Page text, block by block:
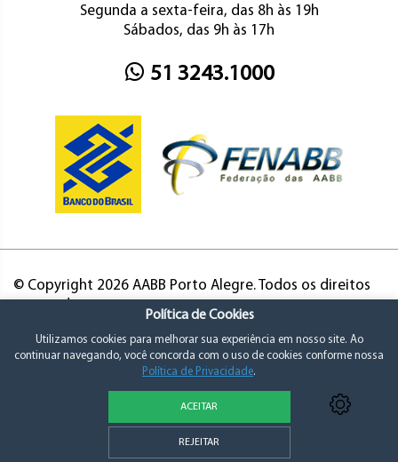
Segunda a sexta-feira, das 8h às 19h
Sábados, das 9h às 17h
51 3243.1000
© Copyright 2026 AABB Porto Alegre. Todos os direitos
Política de Privacidade e Consentimento
Política de Cookies
Utilizamos cookies para melhorar sua experiência em nosso site. Ao
continuar navegando, você concorda com o uso de cookies conforme nossa
Política de Privacidade.
ACEITAR
REJEITAR